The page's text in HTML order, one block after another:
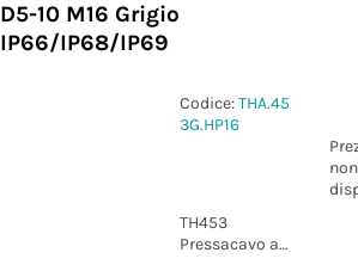
D5-10 M16 Grigio
IP66/IP68/IP69
Codice:THA.45
3G.HP16
non
TH453
Pressacavo ad